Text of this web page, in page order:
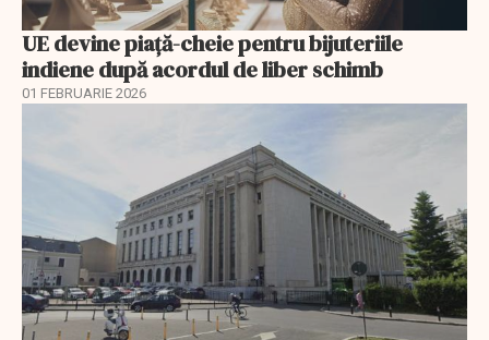
UE devine piață-cheie pentru bijuteriile
indiene după acordul de liber schimb
01 FEBRUARIE 2026